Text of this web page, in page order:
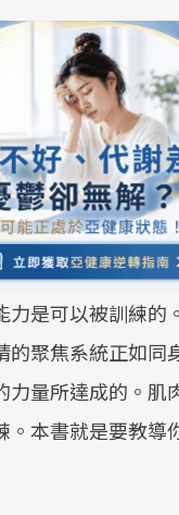
力是可以被訓練的
的聚焦系統正如同
力量所達成的。肌
。本書就是要教導